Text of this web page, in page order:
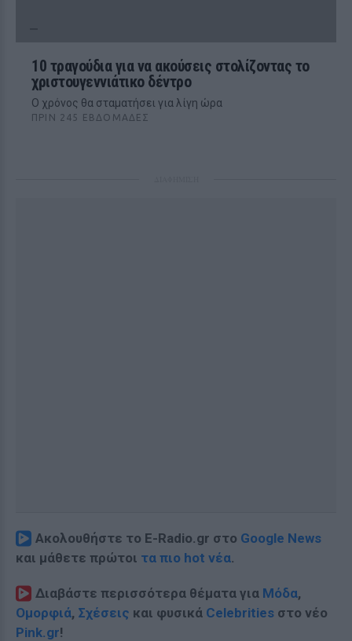
10 τραγούδια για να ακούσεις στολίζοντας το
χριστουγεννιάτικο δέντρο
Ο χρόνος θα σταματήσει για λίγη ώρα
ΠΡΙΝ 245 ΕΒΔΟΜΆΔΕΣ
Ακολουθήστε το E-Radio.gr στο Google News
και μάθετε πρώτοι τα πιο hot νέα.
Διαβάστε περισσότερα θέματα για Μόδα,
Ομορφιά, Σχέσεις και φυσικά Celebrities στο νέο
Pink.gr!